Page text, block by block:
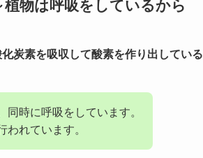
物は呼吸をしているから
炭素を吸収して酸素を作り出している
時に呼吸をしています。
われています。